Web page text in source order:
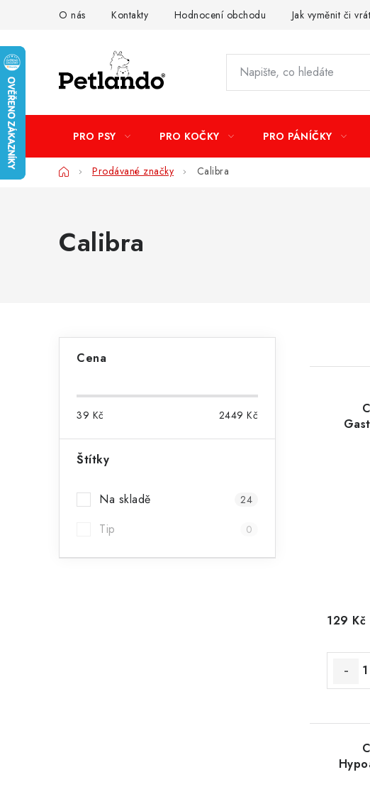
O nás Kontakty Hodnocení obchodu Jak vyměnit či
PRO PSY PRO KOČKY PRO PÁNÍČKY
DomůProdávané značky Calibra
Calibra
t
í
Cena
39 Kč 2449 Kč
Štítky
Na skladě 24
Tip 0
ů
129 Kč